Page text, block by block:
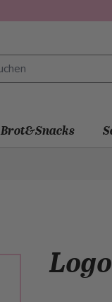
Brot&Snacks